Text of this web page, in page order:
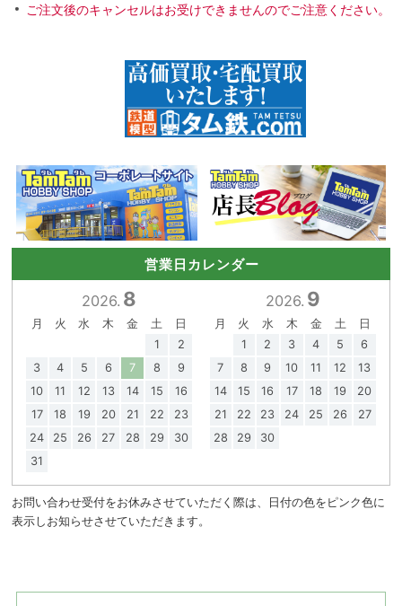
ご注文後のキャンセルはお受けできませんのでご注意ください。
営業日カレンダー
2026. 8
月 火 水 木 金 土
日
1
2
3
4 5 6 7 8
9
10
11 12 13 14 15
16
17
18 19 20 21 22
23
24
25 26 27 28 29
30
31
2026. 9
月 火 水 木 金 土
日
1
2 3 4 5
6
7
8 9 10 11 12
13
14
15 16 17 18 19
20
21
22 23 24 25 26
27
28
29 30
お問い合わせ受付をお休みさせていただく際は、日付の色をピンク色に
表示しお知らせさせていただきます。